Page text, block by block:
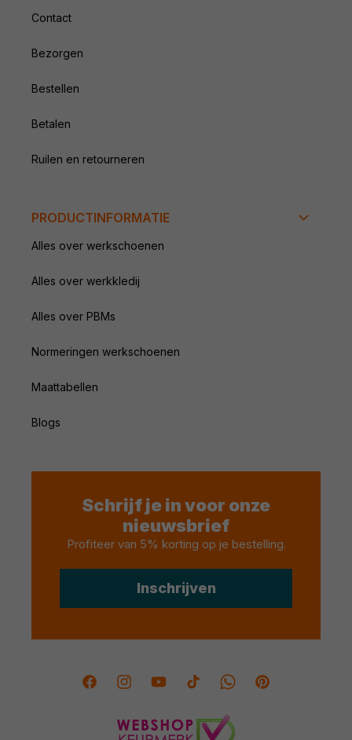
Contact
Bezorgen
Bestellen
Betalen
Ruilen en retourneren
PRODUCTINFORMATIE
Alles over werkschoenen
Alles over werkkledij
Alles over PBMs
Normeringen werkschoenen
Maattabellen
Blogs
Schrijf je in voor onze
nieuwsbrief
Profiteer van 5% korting op je bestelling.
Inschrijven
FacebookInstagramYouTubeTikTok Twitter Pinterest